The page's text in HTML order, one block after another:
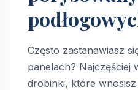
Często zastanawiasz
panelach? Najczęściej
drobinki, które wnosisz